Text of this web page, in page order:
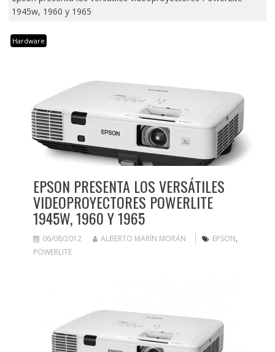
1945w, 1960 y 1965
Hardware
EPSON PRESENTA LOS VERSÁTILES
VIDEOPROYECTORES POWERLITE
1945W, 1960 Y 1965
06/08/2012 ALBERTO MARÍN MORÁN EPSON,
POWERLITE